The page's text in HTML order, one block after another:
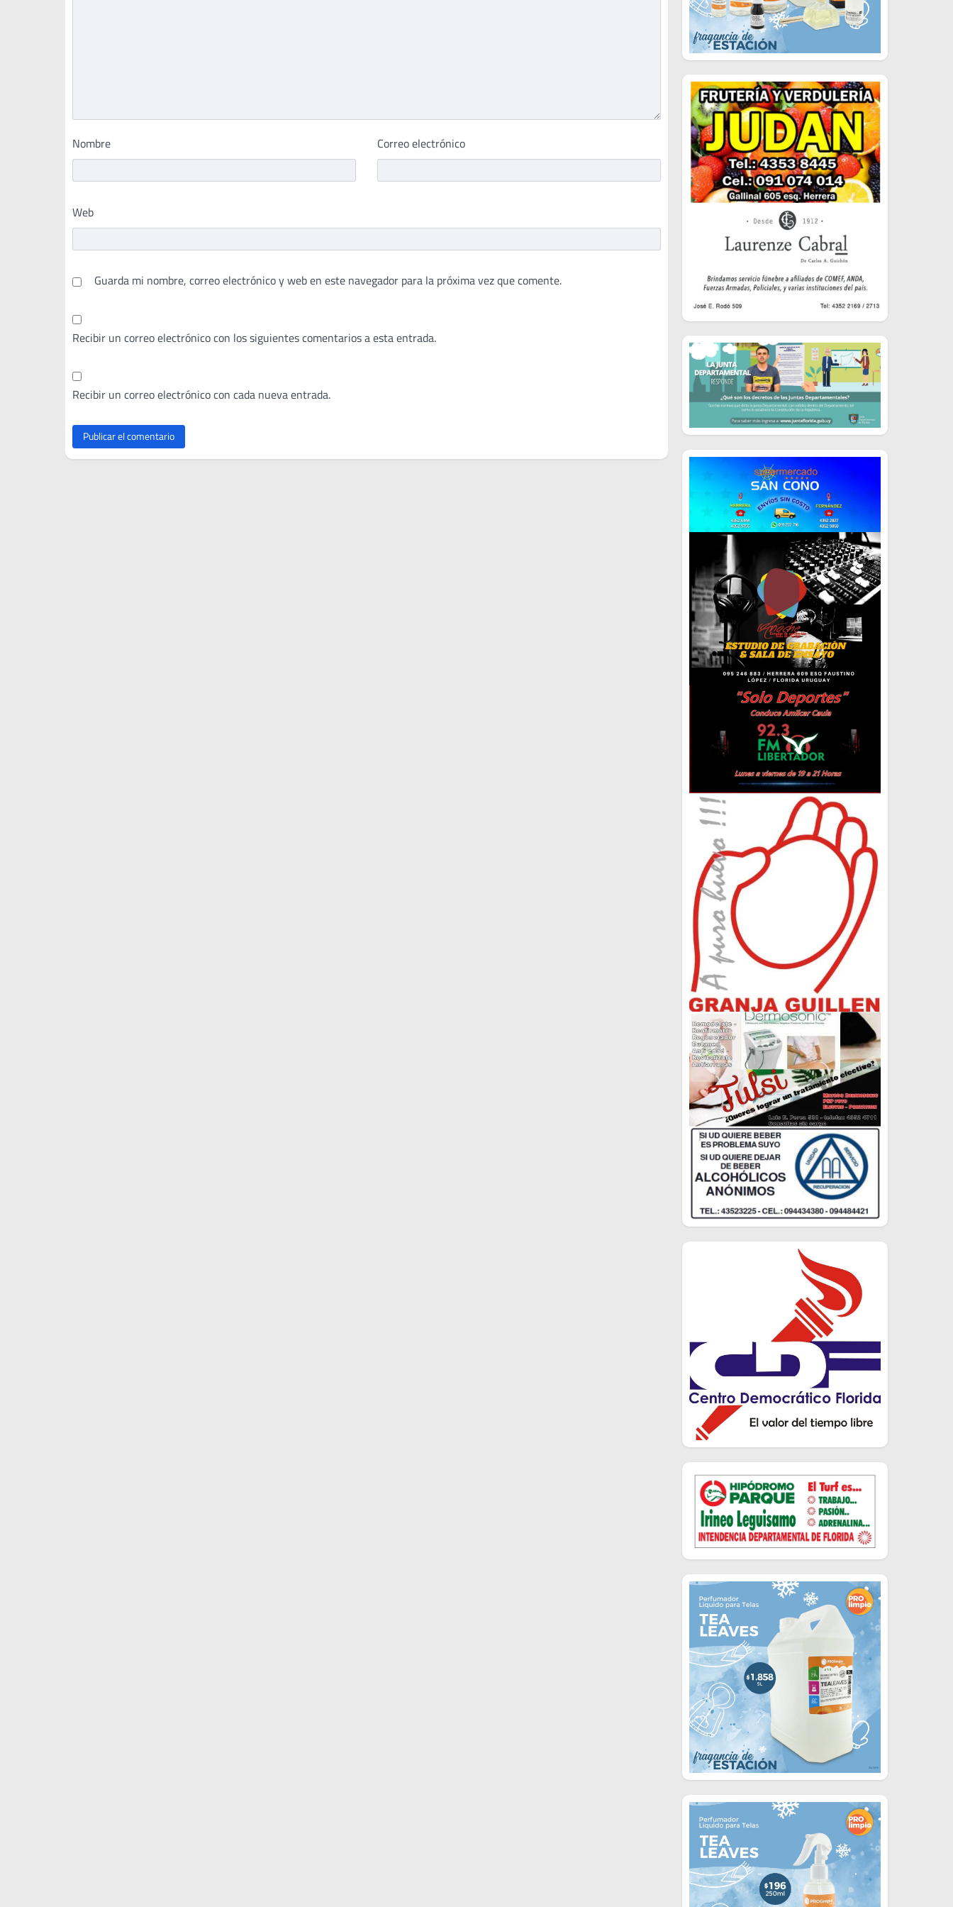
Nombre Correo electrónico
Web
Guarda mi nombre, correo electrónico y web en este navegador para la próxima vez que comente.
Recibir un correo electrónico con los siguientes comentarios a esta entrada.
Recibir un correo electrónico con cada nueva entrada.